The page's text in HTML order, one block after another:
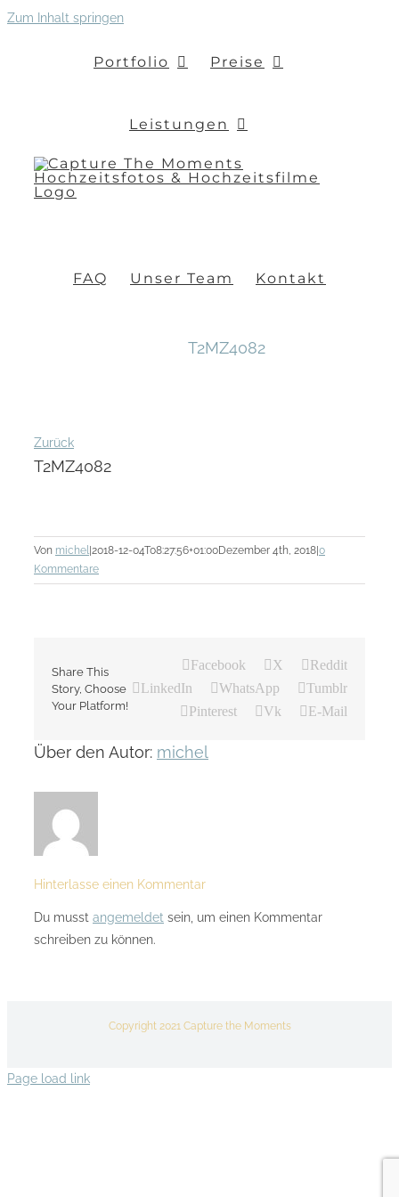
Zum Inhalt springen
Portfolio Preise
Leistungen
FAQ Unser Team Kontakt
T2MZ4082
Zurück
T2MZ4082
Von michel |2018-12-04T08:27:56+01:00Dezember 4th, 2018|0
Kommentare
Share This
Story, Choose
Your Platform!
Facebook X
Reddit
LinkedIn
WhatsApp
Tumblr
Pinterest
Vk E-Mail
Über den Autor: michel
Hinterlasse einen Kommentar
Du musst angemeldet sein, um einen Kommentar
schreiben zu können.
Copyright 2021 Capture the Moments
Page load link